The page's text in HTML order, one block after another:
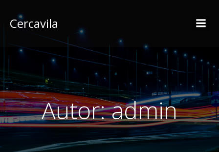
content
Cercavila
Autor:admin